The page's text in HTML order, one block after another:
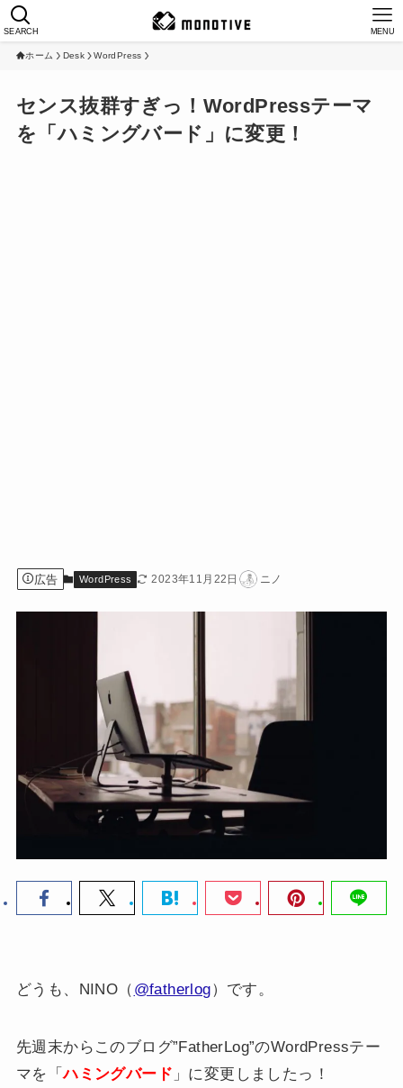
SEARCH MENU
ホーム Desk WordPress
センス抜群すぎっ！WordPressテーマ
を「ハミングバード」に変更！
広告 WordPress 2023年11月22日 ニノ
どうも、NINO（ @fatherlog）です。
先週末からこのブログ”FatherLog”のWordPressテー
マを「ハミングバード 」に変更しましたっ！